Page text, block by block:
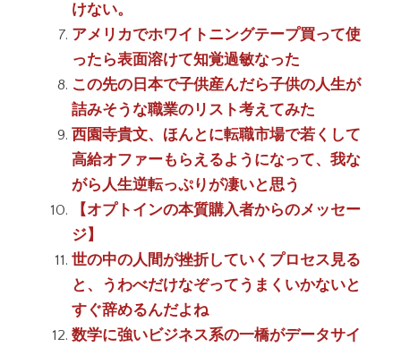
けない。
アメリカでホワイトニングテープ買って使
ったら表面溶けて知覚過敏なった
この先の日本で子供産んだら子供の人生が
詰みそうな職業のリスト考えてみた
西園寺貴文、ほんとに転職市場で若くして
高給オファーもらえるようになって、我な
がら人生逆転っぷりが凄いと思う
【オプトインの本質購入者からのメッセー
ジ】
世の中の人間が挫折していくプロセス見る
と、うわべだけなぞってうまくいかないと
すぐ辞めるんだよね
数学に強いビジネス系の一橋がデータサイ